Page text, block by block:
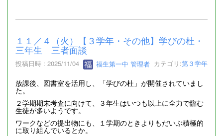
１１／４（火）【３学年・その他】学びの杜・
三年生 三者面談
投稿日時 : 2025/11/04 福生第一中 管理者 カテゴリ:第３学年
放課後、図書室を活用し、「学びの杜」が開催されていまし
た。
２学期期末考査に向けて、３年生はいつも以上に全力で臨む
生徒が多いようです。
ワークなどの提出物にも、１学期のときよりもだいぶ積極的
に取り組んでいるとか。